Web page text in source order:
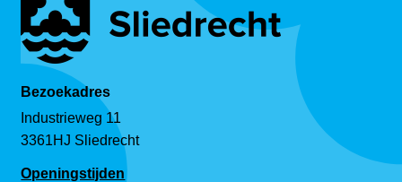
Bezoekadres
Industrieweg 11
3361HJ Sliedrecht
Openingstijden